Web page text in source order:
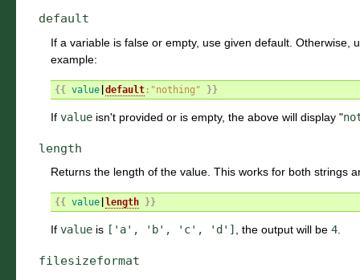
default
If a variable is false or empty, use given default. Otherwise,
example:
{{ value| default:"nothing" }}
If value isn't provided or is empty, the above will display "
length
Returns the length of the value. This works for both strings
{{ value| length }}
If value is ['a', 'b', 'c', 'd'] , the output will be 4.
filesizeformat